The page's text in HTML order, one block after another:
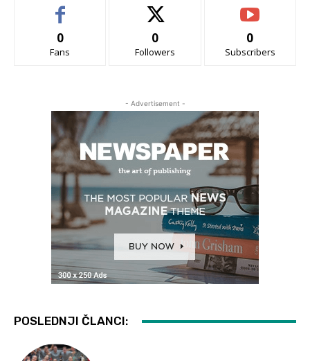
0
Fans
0
Followers
0
Subscribers
- Advertisement -
POSLEDNJI ČLANCI: